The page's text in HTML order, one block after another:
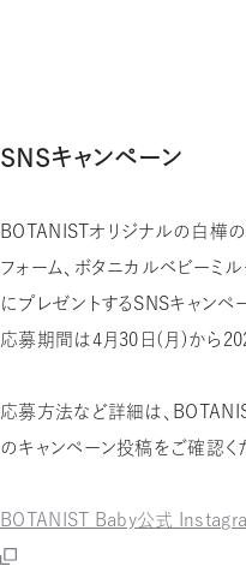
SNSキャンペーン
BOTANISTオリジナルの白樺
フォーム、ボタニカルベビーミ
にプレゼントするSNSキャンペ
応募期間は4月30日（月）から
応募方法など詳細は、
のキャンペーン投稿をご確認く
BOTANIST Baby公式